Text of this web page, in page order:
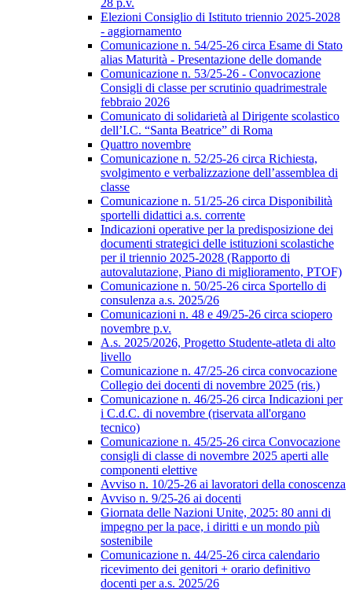
28 p.v.
Elezioni Consiglio di Istituto triennio 2025-2028
- aggiornamento
Comunicazione n. 54/25-26 circa Esame di Stato
alias Maturità - Presentazione delle domande
Comunicazione n. 53/25-26 - Convocazione
Consigli di classe per scrutinio quadrimestrale
febbraio 2026
Comunicato di solidarietà al Dirigente scolastico
dell’I.C. “Santa Beatrice” di Roma
Quattro novembre
Comunicazione n. 52/25-26 circa Richiesta,
svolgimento e verbalizzazione dell’assemblea di
classe
Comunicazione n. 51/25-26 circa Disponibilità
sportelli didattici a.s. corrente
Indicazioni operative per la predisposizione dei
documenti strategici delle istituzioni scolastiche
per il triennio 2025-2028 (Rapporto di
autovalutazione, Piano di miglioramento, PTOF)
Comunicazione n. 50/25-26 circa Sportello di
consulenza a.s. 2025/26
Comunicazioni n. 48 e 49/25-26 circa sciopero
novembre p.v.
A.s. 2025/2026, Progetto Studente-atleta di alto
livello
Comunicazione n. 47/25-26 circa convocazione
Collegio dei docenti di novembre 2025 (ris.)
Comunicazione n. 46/25-26 circa Indicazioni per
i C.d.C. di novembre (riservata all'organo
tecnico)
Comunicazione n. 45/25-26 circa Convocazione
consigli di classe di novembre 2025 aperti alle
componenti elettive
Avviso n. 10/25-26 ai lavoratori della conoscenza
Avviso n. 9/25-26 ai docenti
Giornata delle Nazioni Unite, 2025: 80 anni di
impegno per la pace, i diritti e un mondo più
sostenibile
Comunicazione n. 44/25-26 circa calendario
ricevimento dei genitori + orario definitivo
docenti per a.s. 2025/26